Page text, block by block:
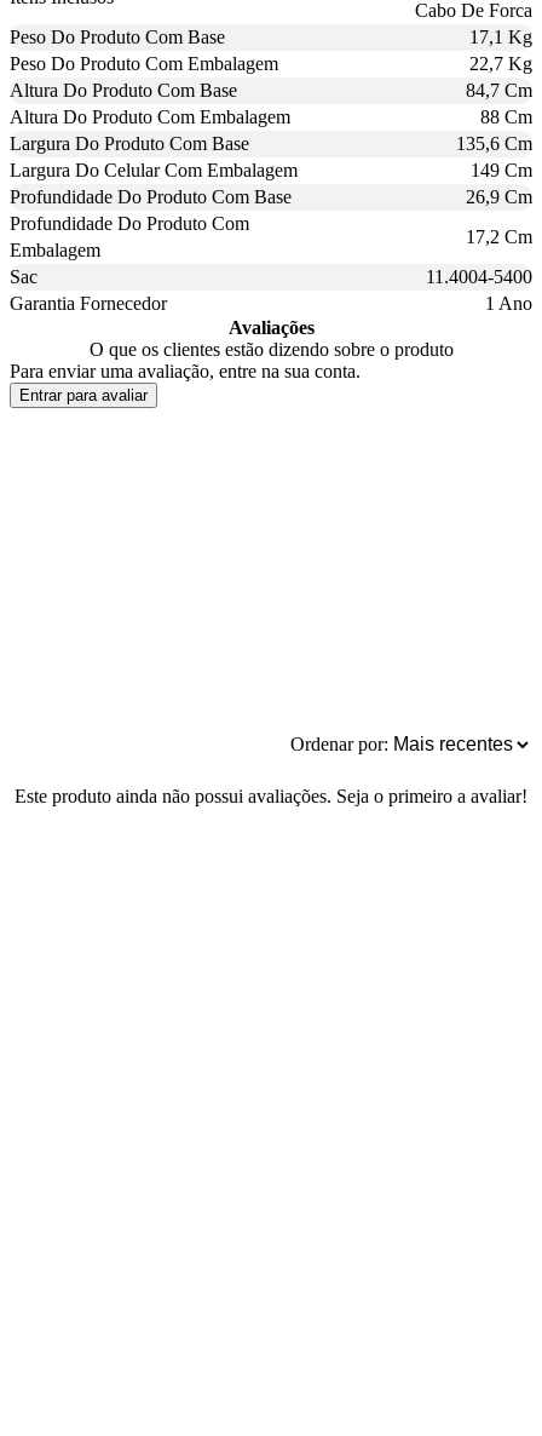
Cabo De Forca
Peso Do Produto Com Base
17,1 Kg
Peso Do Produto Com Embalagem
22,7 Kg
Altura Do Produto Com Base
84,7 Cm
Altura Do Produto Com Embalagem
88 Cm
Largura Do Produto Com Base
135,6 Cm
Largura Do Celular Com Embalagem
149 Cm
Profundidade Do Produto Com Base
26,9 Cm
Profundidade Do Produto Com
Embalagem
17,2 Cm
Sac
11.4004-5400
Garantia Fornecedor
1 Ano
Avaliações
O que os clientes estão dizendo sobre o produto
Para enviar uma avaliação, entre na sua conta.
Entrar para avaliar
Ordenar por:
Este produto ainda não possui avaliações. Seja o primeiro a avaliar!